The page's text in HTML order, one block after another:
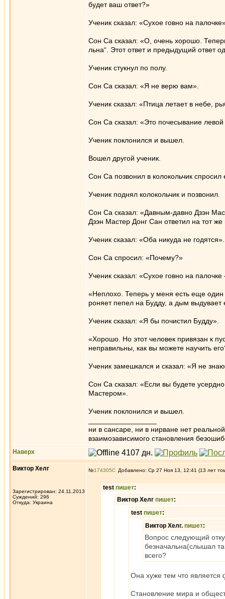
будет ваш ответ?»
Ученик сказал: «Сухое говно на
Сон Са сказал: «О, очень хорошо.
льна“. Этот ответ и предыдущий ответ
Ученик стукнул по полу.
Сон Са сказал: «Я не верю вам».
Ученик сказал: «Птица летает в небе,
Сон Са сказал: «Это почесывание левой
Ученик поклонился и вышел.
Вошел другой ученик.
Сон Са позвонил в колокольчик
Ученик поднял колокольчик и позвонил.
Сон Са сказал: «Давным-давно Дзэн
Дзэн Мастер Донг Сан ответил на тот
Ученик сказал: «Оба никуда не годятся».
Сон Са спросил: «Почему?»
Ученик сказал: «Сухое говно на
«Неплохо. Теперь у меня есть еще один
роняет пепел на Будду, а дым
Ученик сказал: «Я бы почистил Будду».
«Хорошо. Но этот человек привязан к
неправильны, как вы можете научить
Ученик замешкался и сказал: «Я не
Сон Са сказал: «Если вы будете усердно
Мастером».
Ученик поклонился и вышел.
ни в сансаре, ни в нирване нет
взаимозависимого становления
Наверх
Виктор Хелг
Зарегистрирован: 24.11.2013
Суждений: 296
Откуда: Украина
№174305 Добавлено: Ср 27 Ноя 13, 12:41 (13 лет
test пишет:
Виктор Хелг пишет:
test пишет:
Виктор Хелг. пишет:
Вопрос следующий
безначальна(слышал
всего?
Она хуже тем что является
Становление мира и